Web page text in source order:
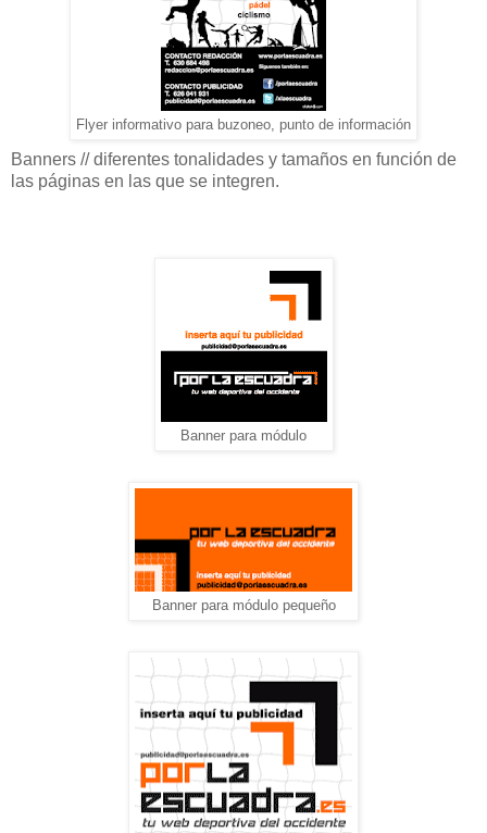
Flyer informativo para buzoneo, punto de información
Banners // diferentes tonalidades y tamaños en función de
las páginas en las que se integren.
Banner para módulo
Banner para módulo pequeño